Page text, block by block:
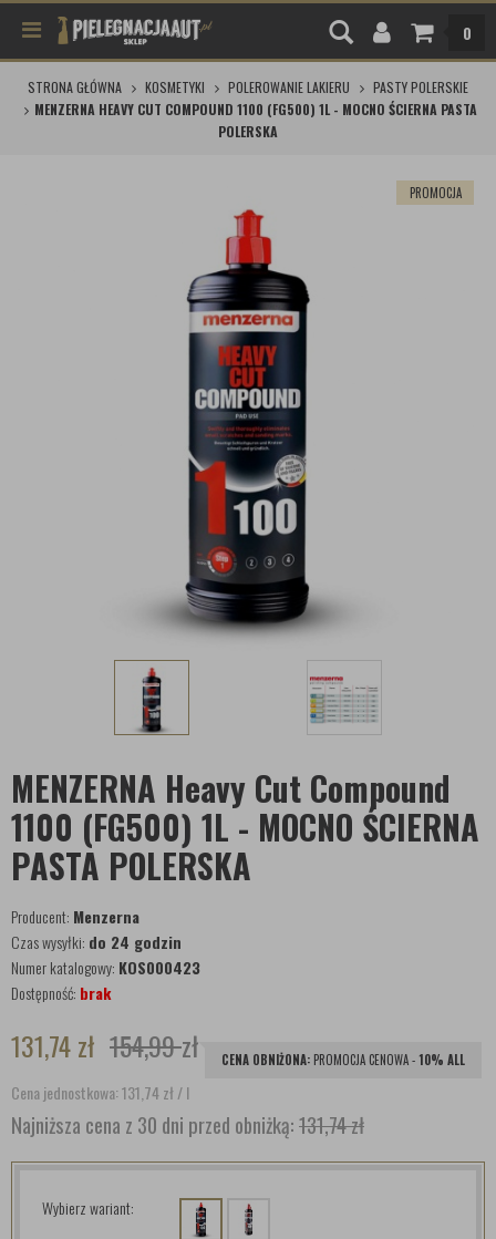
0
STRONA GŁÓWNA KOSMETYKI POLEROWANIE LAKIERU
PASTY POLERSKIE
MENZERNA HEAVY CUT COMPOUND 1100 (FG500) 1L - MOCNO ŚCIERNA PASTA
POLERSKA
PROMOCJA
MENZERNA Heavy Cut Compound
1100 (FG500) 1L - MOCNO ŚCIERNA
PASTA POLERSKA
Producent: Menzerna
Czas wysyłki: do 24 godzin
Numer katalogowy: KOS000423
Dostępność: brak
131,74zł 154,99zł CENA OBNIŻONA: PROMOCJA CENOWA -10% ALL
Cena jednostkowa: 131,74zł/ l
Najniższa cena z 30 dni przed obniżką:131,74 zł
Wybierz wariant: